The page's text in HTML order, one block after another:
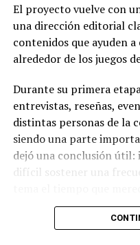
después de un vacío
enero de 2025,
Dark Realms
Este nuevo mecenazgo
superado con creces su
llegada dedos
escenarios ymaterial
El proyecto vuelve con
una dirección editorial
contenidos que ayuden
alrededor de los juegos
Durante su primera
entrevistas, reseñas,
distintas personas de la
siendo una parte
dejó una conclusión
difícil sostener una
Esta segunda fase parte